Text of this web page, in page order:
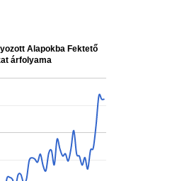
Alapokba Fektető
árfolyama